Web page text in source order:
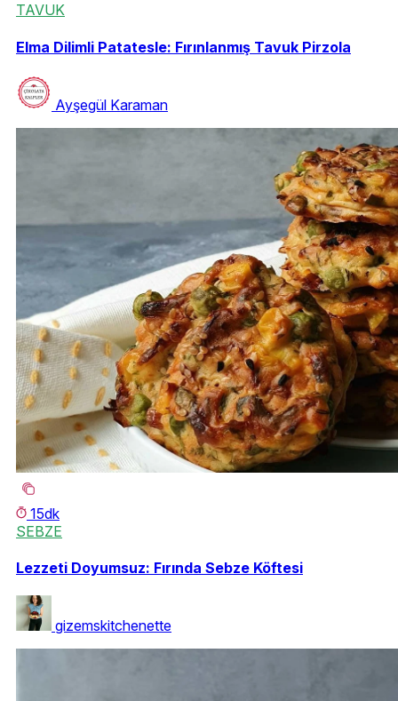
TAVUK
Elma Dilimli Patatesle: Fırınlanmış Tavuk Pirzola
Ayşegül Karaman
15dk
SEBZE
Lezzeti Doyumsuz: Fırında Sebze Köftesi
gizemskitchenette